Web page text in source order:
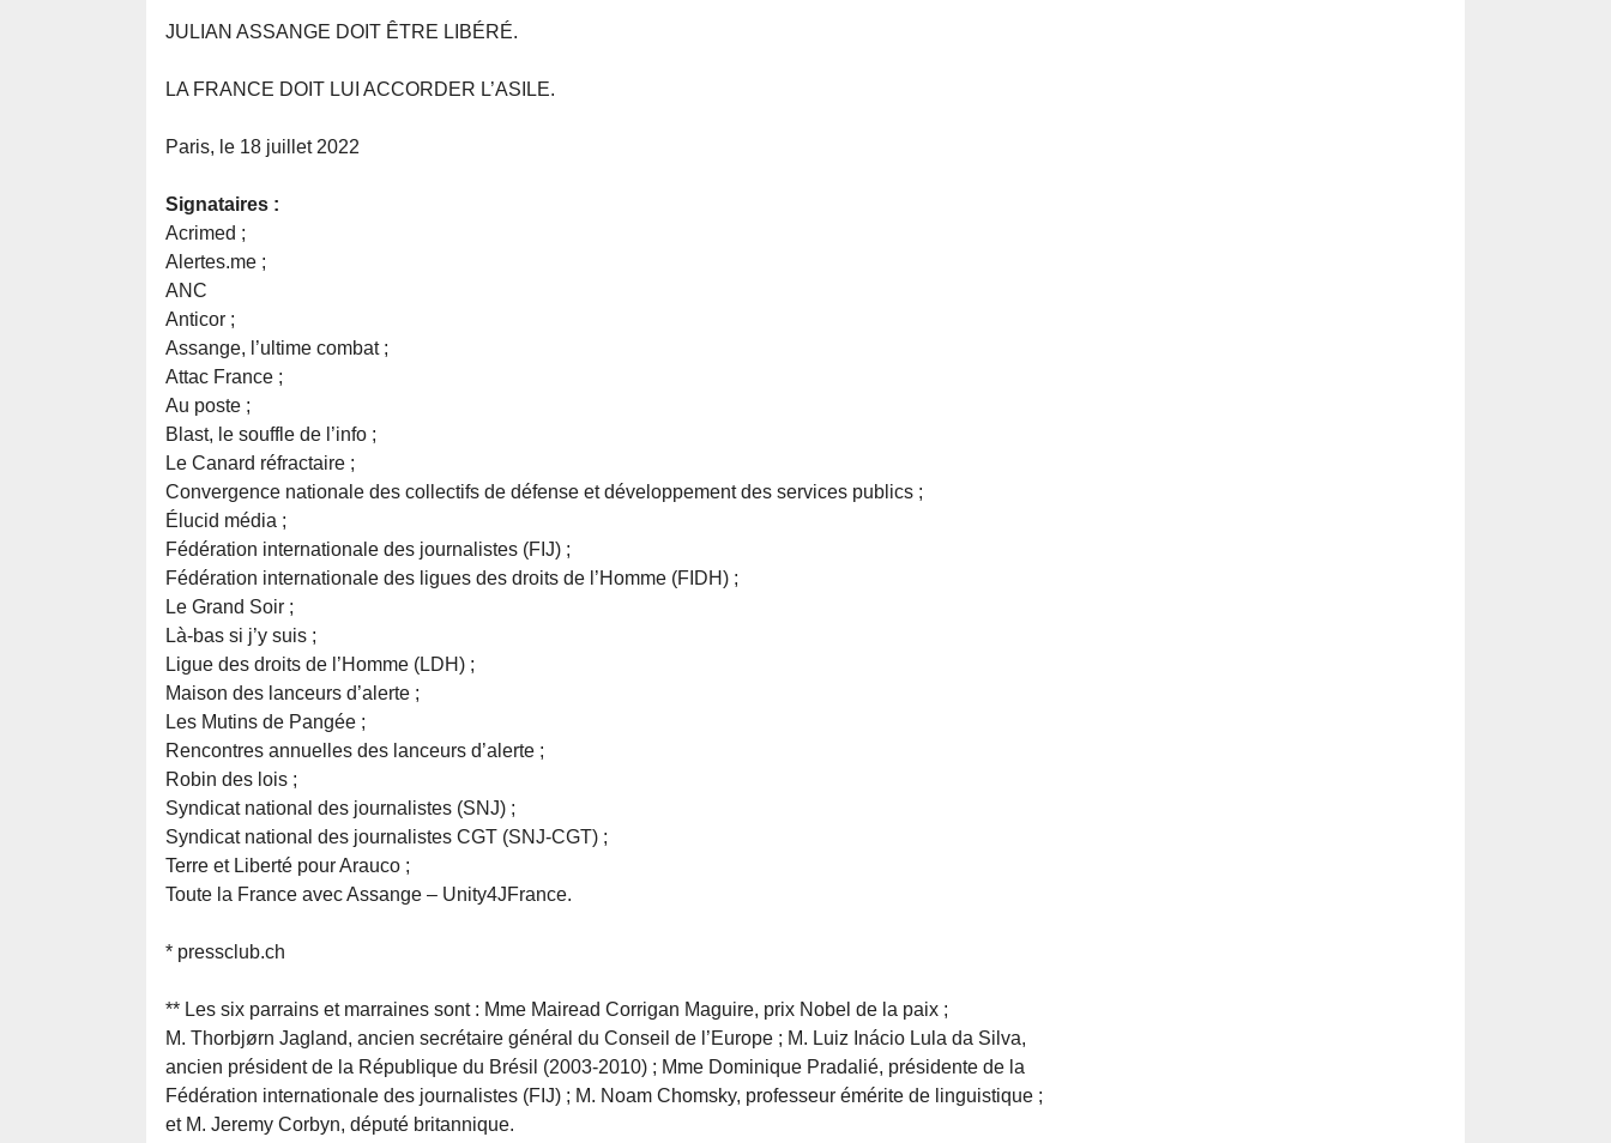
JULIAN ASSANGE DOIT ÊTRE LIBÉRÉ.
LA FRANCE DOIT LUI ACCORDER L’ASILE.
Paris, le 18 juillet 2022
Signataires :
Acrimed ;
Alertes.me ;
ANC
Anticor ;
Assange, l’ultime combat ;
Attac France ;
Au poste ;
Blast, le souffle de l’info ;
Le Canard réfractaire ;
Convergence nationale des collectifs de défense et développement des services publics ;
Élucid média ;
Fédération internationale des journalistes (FIJ) ;
Fédération internationale des ligues des droits de l’Homme (FIDH) ;
Le Grand Soir ;
Là-bas si j’y suis ;
Ligue des droits de l’Homme (LDH) ;
Maison des lanceurs d’alerte ;
Les Mutins de Pangée ;
Rencontres annuelles des lanceurs d’alerte ;
Robin des lois ;
Syndicat national des journalistes (SNJ) ;
Syndicat national des journalistes CGT (SNJ-CGT) ;
Terre et Liberté pour Arauco ;
Toute la France avec Assange – Unity4JFrance.
* pressclub.ch
** Les six parrains et marraines sont : Mme Mairead Corrigan Maguire, prix Nobel de la paix ;
M. Thorbjørn Jagland, ancien secrétaire général du Conseil de l’Europe ; M. Luiz Inácio Lula da Silva,
ancien président de la République du Brésil (2003-2010) ; Mme Dominique Pradalié, présidente de la
Fédération internationale des journalistes (FIJ) ; M. Noam Chomsky, professeur émérite de linguistique ;
et M. Jeremy Corbyn, député britannique.